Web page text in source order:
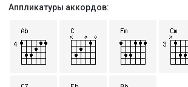
Аппликатуры аккордов: